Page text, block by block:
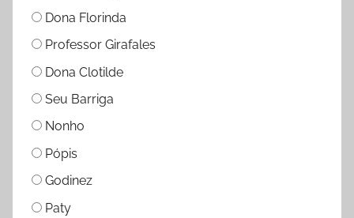
Dona Florinda
Professor Girafales
Dona Clotilde
Seu Barriga
Nonho
Pópis
Godinez
Paty